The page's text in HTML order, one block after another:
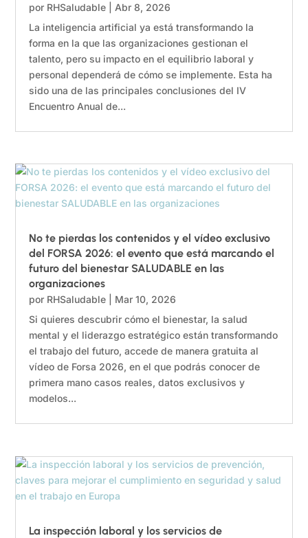
por RHSaludable
Abr 8, 2026
La inteligencia artificial ya está transformando la
forma en la que las organizaciones gestionan el
talento, pero su impacto en el equilibrio laboral y
personal dependerá de cómo se implemente. Esta ha
sido una de las principales conclusiones del IV
Encuentro Anual de...
No te pierdas los contenidos y el vídeo exclusivo
del FORSA 2026: el evento que está marcando el
futuro del bienestar SALUDABLE en las
organizaciones
por RHSaludable
Mar 10, 2026
Si quieres descubrir cómo el bienestar, la salud
mental y el liderazgo estratégico están transformando
el trabajo del futuro, accede de manera gratuita al
vídeo de Forsa 2026, en el que podrás conocer de
primera mano casos reales, datos exclusivos y
modelos...
La inspección laboral y los servicios de